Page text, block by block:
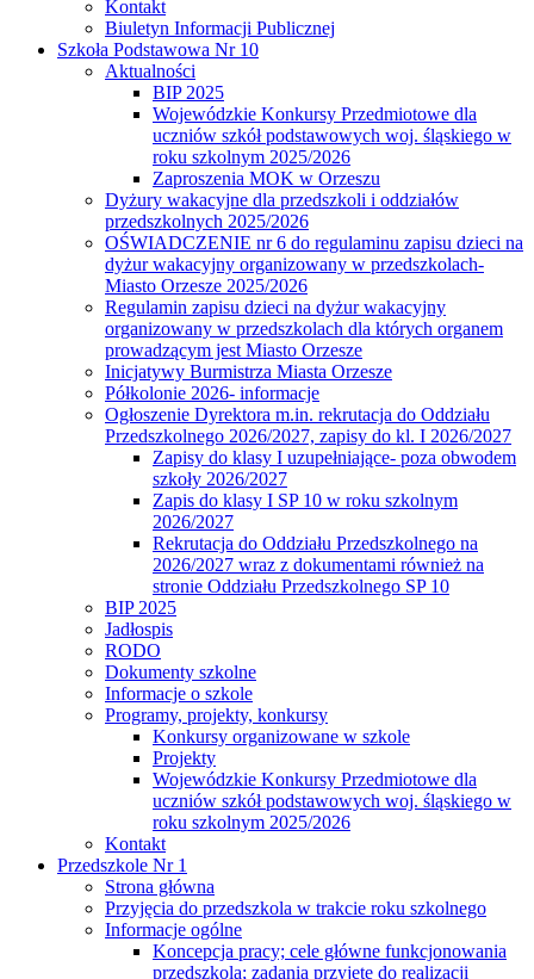
Kontakt
Biuletyn Informacji Publicznej
Szkoła Podstawowa Nr 10
Aktualności
BIP 2025
Wojewódzkie Konkursy Przedmiotowe dla
uczniów szkół podstawowych woj. śląskiego w
roku szkolnym 2025/2026
Zaproszenia MOK w Orzeszu
Dyżury wakacyjne dla przedszkoli i oddziałów
przedszkolnych 2025/2026
OŚWIADCZENIE nr 6 do regulaminu zapisu dzieci na
dyżur wakacyjny organizowany w przedszkolach-
Miasto Orzesze 2025/2026
Regulamin zapisu dzieci na dyżur wakacyjny
organizowany w przedszkolach dla których organem
prowadzącym jest Miasto Orzesze
Inicjatywy Burmistrza Miasta Orzesze
Półkolonie 2026- informacje
Ogłoszenie Dyrektora m.in. rekrutacja do Oddziału
Przedszkolnego 2026/2027, zapisy do kl. I 2026/2027
Zapisy do klasy I uzupełniające- poza obwodem
szkoły 2026/2027
Zapis do klasy I SP 10 w roku szkolnym
2026/2027
Rekrutacja do Oddziału Przedszkolnego na
2026/2027 wraz z dokumentami również na
stronie Oddziału Przedszkolnego SP 10
BIP 2025
Jadłospis
RODO
Dokumenty szkolne
Informacje o szkole
Programy, projekty, konkursy
Konkursy organizowane w szkole
Projekty
Wojewódzkie Konkursy Przedmiotowe dla
uczniów szkół podstawowych woj. śląskiego w
roku szkolnym 2025/2026
Kontakt
Przedszkole Nr 1
Strona główna
Przyjęcia do przedszkola w trakcie roku szkolnego
Informacje ogólne
Koncepcja pracy; cele główne funkcjonowania
przedszkola; zadania przyjęte do realizacji